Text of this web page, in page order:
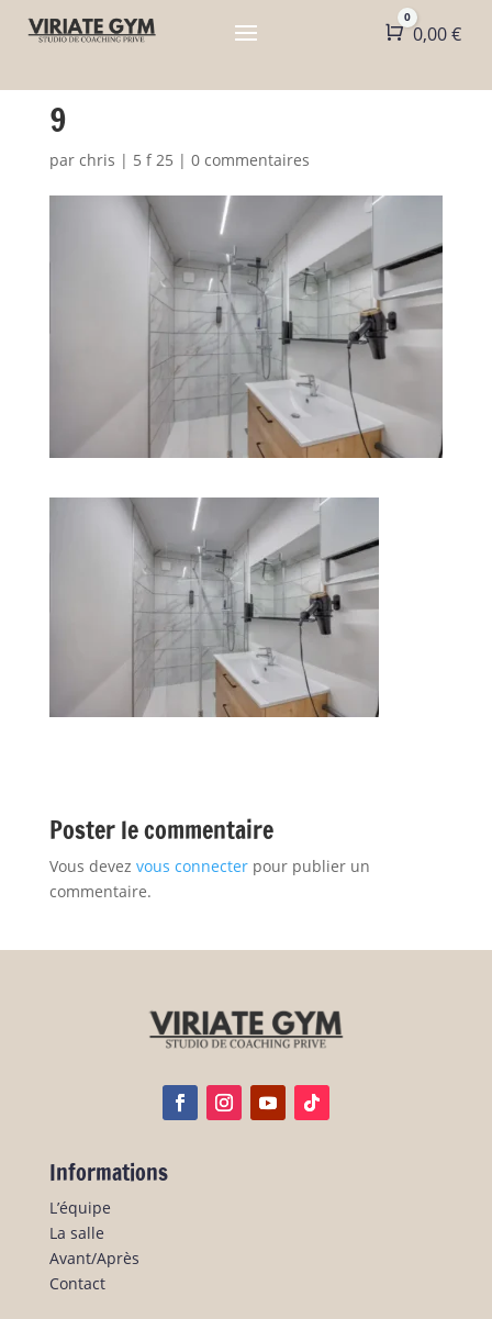
Panier
0
0,00€
9
par chris | 5 f 25 | 0 commentaires
Poster le commentaire
Vous devez vous connecterpour publier un
commentaire.
Informations
L’équipe
La salle
Avant/Après
Contact